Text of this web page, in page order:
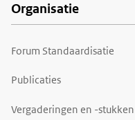
Organisatie
Forum Standaardisatie
Publicaties
Vergaderingen en -stukken